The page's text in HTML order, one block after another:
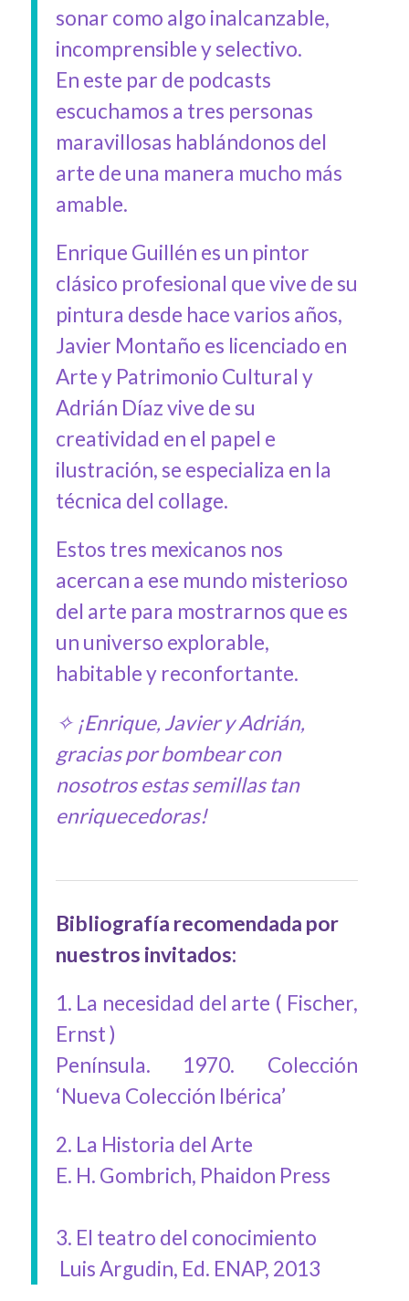
sonar como algo inalcanzable,
incomprensible y selectivo.
En este par de podcasts
escuchamos a tres personas
maravillosas hablándonos del
arte de una manera mucho más
amable.
Enrique Guillén es un pintor
clásico profesional que vive de su
pintura desde hace varios años,
Javier Montaño es licenciado en
Arte y Patrimonio Cultural y
Adrián Díaz vive de su
creatividad en el papel e
ilustración, se especializa en la
técnica del collage.
Estos tres mexicanos nos
acercan a ese mundo misterioso
del arte para mostrarnos que es
un universo explorable,
habitable y reconfortante.
✧ ¡Enrique, Javier y Adrián,
gracias por bombear con
nosotros estas semillas tan
enriquecedoras!
Bibliografía recomendada por
nuestros invitados:
1. La necesidad del arte ( Fischer,
Ernst )
Península. 1970. Colección
‘Nueva Colección Ibérica’
2. La Historia del Arte
E. H. Gombrich, Phaidon Press
3. El teatro del conocimiento
Luis Argudin, Ed. ENAP, 2013